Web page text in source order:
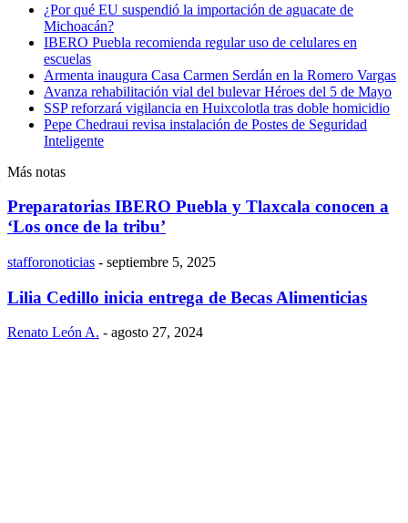
¿Por qué EU suspendió la importación de aguacate de
Michoacán?
IBERO Puebla recomienda regular uso de celulares en
escuelas
Armenta inaugura Casa Carmen Serdán en la Romero Vargas
Avanza rehabilitación vial del bulevar Héroes del 5 de Mayo
SSP reforzará vigilancia en Huixcolotla tras doble homicidio
Pepe Chedraui revisa instalación de Postes de Seguridad
Inteligente
Más notas
Preparatorias IBERO Puebla y Tlaxcala conocen a
‘Los once de la tribu’
stafforonoticias - septiembre 5, 2025
Lilia Cedillo inicia entrega de Becas Alimenticias
Renato León A. - agosto 27, 2024